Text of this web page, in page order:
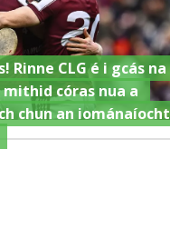
Rinne CLG é i gcás na
córas nua a
chun an iománaíocht